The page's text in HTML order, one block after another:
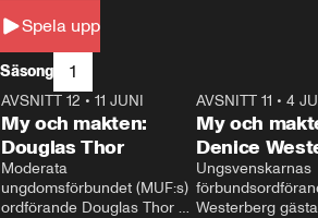
Spela upp
Säsong 1
26:27
AVSNITT 12 • 11 JUNI
My och makten:
Douglas Thor
Moderata
ungdomsförbundet (MUF:s)
ordförande Douglas Thor
AVSNITT 11 •4
My och
Denice
Ungsvenskarnas
Westerberg